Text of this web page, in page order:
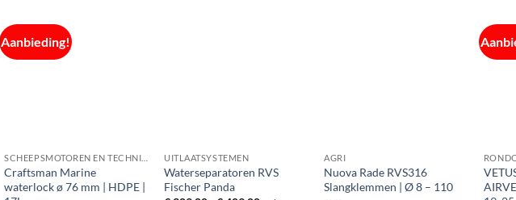
Aanbieding!
Craftsman Marine
waterlock ø 76 mm | HDPE |
UITLAATSYSTEMEN
Waterseparatoren RVS
Fischer Panda
AGRI
Nuova Rade RVS316
Slangklemmen | Ø 8 – 110